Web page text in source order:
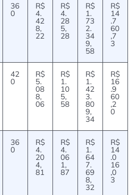
36
0
R$
4.
42
8,
22
R$
4.
28
5,
28
R$
1.
73
2.
34
9,
58
R$
14
.7
60
,7
3
42
0
R$
5.
08
8,
06
R$
1.
10
5,
58
R$
1.
42
3.
80
9,
34
R$
16
.9
60
,2
0
36
0
R$
4.
20
4,
81
R$
4.
06
1,
87
R$
1.
64
7.
69
8,
32
R$
14
.0
16
,0
3